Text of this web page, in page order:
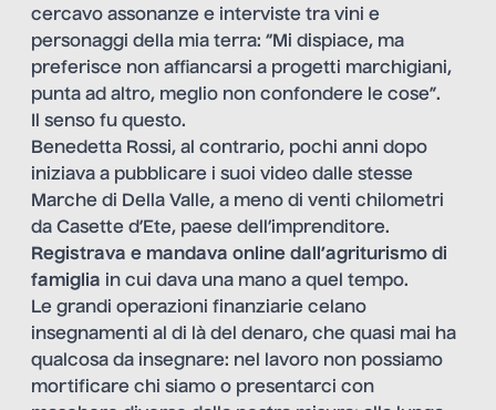
cercavo assonanze e interviste tra vini e
personaggi della mia terra: “Mi dispiace, ma
preferisce non affiancarsi a progetti marchigiani,
punta ad altro, meglio non confondere le cose”.
Il senso fu questo.
Benedetta Rossi, al contrario, pochi anni dopo
iniziava a pubblicare i suoi video dalle stesse
Marche di Della Valle, a meno di venti chilometri
da Casette d’Ete, paese dell’imprenditore.
Registrava e mandava online dall’agriturismo di
famiglia in cui dava una mano a quel tempo.
Le grandi operazioni finanziarie celano
insegnamenti al di là del denaro, che quasi mai ha
qualcosa da insegnare: nel lavoro non possiamo
mortificare chi siamo o presentarci con